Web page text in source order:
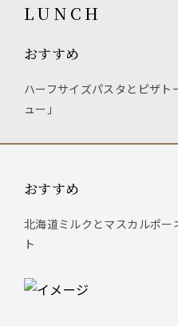
LUNCH
おすすめ
ハーフサイズパスタとピザトーストを選べる「セレクトメニ
ュー」
おすすめ
北海道ミルクとマスカルポー
ト